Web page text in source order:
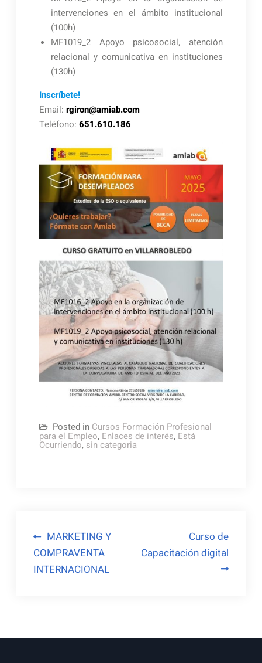
intervenciones en el ámbito institucional
(100h)
MF1019_2 Apoyo psicosocial, atención
relacional y comunicativa en instituciones
(130h)
Inscríbete!
Email: rgiron@amiab.com
Teléfono: 651.610.186
Posted in Cursos Formación Profesional
para el Empleo, Enlaces de interés, Está
Ocurriendo, sin categoria
Navegación
de
entradas
MARKETING Y
COMPRAVENTA
INTERNACIONAL
Curso de
Capacitación digital